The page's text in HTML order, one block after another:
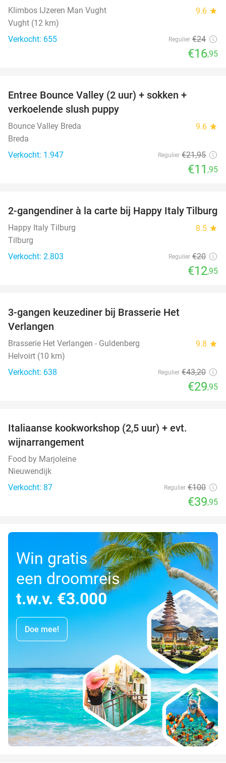
Klimbos IJzeren Man Vught 9.6 star
Vught (12 km)
Verkocht: 655
Regulier €24
€16,95
Entree Bounce Valley (2 uur) + sokken +
verkoelende slush puppy
Bounce Valley Breda 9.6 star
Breda
Verkocht: 1.947
Regulier €21,95
€11 ,95
35%
2-gangendiner à la carte bij Happy Italy Tilburg
Happy Italy Tilburg 8.5 star
Tilburg
Verkocht: 2.803
Regulier €20
€12,95
3-gangen keuzediner bij Brasserie Het
Verlangen
Brasserie Het Verlangen - Guldenberg 9.8 star
Helvoirt (10 km)
Verkocht: 638
Regulier €43,20
€29,95
Italiaanse kookworkshop (2,5 uur) + evt.
wijnarrangement
Food by Marjoleine
Nieuwendijk
Verkocht: 87
Regulier €100
€39,95
Win gratis
een droomreis
t.w.v. €3.000
Doe mee!